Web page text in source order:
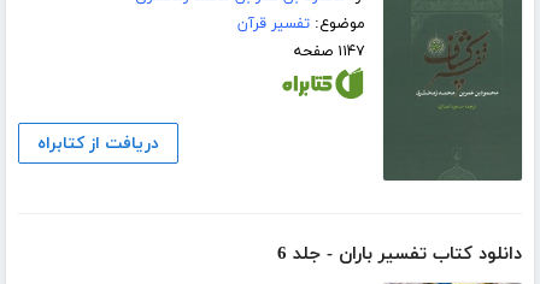
موضوع:تفسیر قرآن
۱۱۴۷ صفحه
دریافت از کتابراه
دانلود کتاب تفسیر باران - جلد 6